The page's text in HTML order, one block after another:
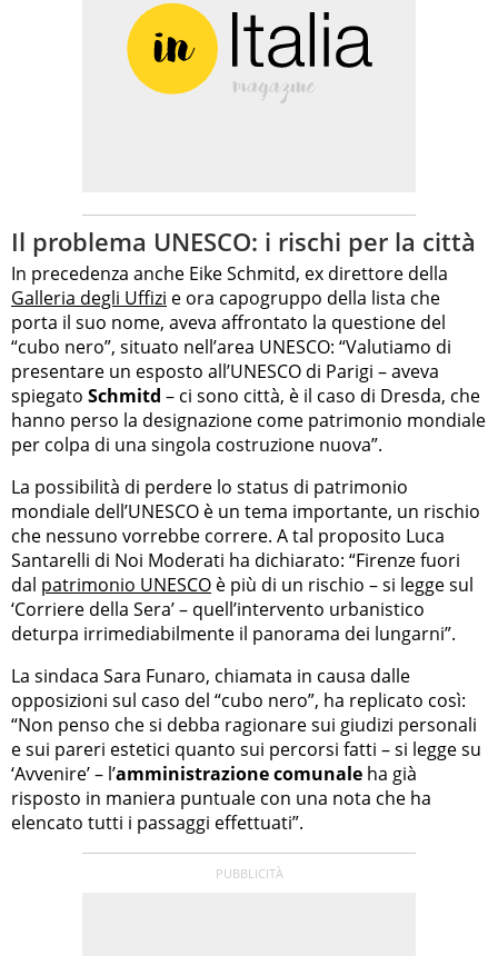
Il problema UNESCO: i rischi per la città
In precedenza anche Eike Schmitd, ex direttore della
Galleria degli Uffizi e ora capogruppo della lista che
porta il suo nome, aveva affrontato la questione del
“cubo nero”, situato nell’area UNESCO: “Valutiamo di
presentare un esposto all’UNESCO di Parigi – aveva
spiegato Schmitd – ci sono città, è il caso di Dresda, che
hanno perso la designazione come patrimonio mondiale
per colpa di una singola costruzione nuova”.
La possibilità di perdere lo status di patrimonio
mondiale dell’UNESCO è un tema importante, un rischio
che nessuno vorrebbe correre. A tal proposito Luca
Santarelli di Noi Moderati ha dichiarato: “Firenze fuori
dal patrimonio UNESCO è più di un rischio – si legge sul
‘Corriere della Sera’ – quell’intervento urbanistico
deturpa irrimediabilmente il panorama dei lungarni”.
La sindaca Sara Funaro, chiamata in causa dalle
opposizioni sul caso del “cubo nero”, ha replicato così:
“Non penso che si debba ragionare sui giudizi personali
e sui pareri estetici quanto sui percorsi fatti – si legge su
‘Avvenire’ – l’amministrazione comunale ha già
risposto in maniera puntuale con una nota che ha
elencato tutti i passaggi effettuati”.